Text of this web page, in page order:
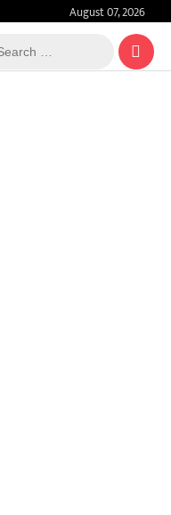
August 07, 2026
Search
…